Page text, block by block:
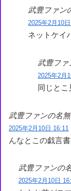
武豊ファン
2025年2月10
ネットケイ
武豊ファ
2025年2月
同じと
武豊ファンの名
2025年2月10日 16:11
んなとこの戯言
武豊ファンの
2025年2月10日